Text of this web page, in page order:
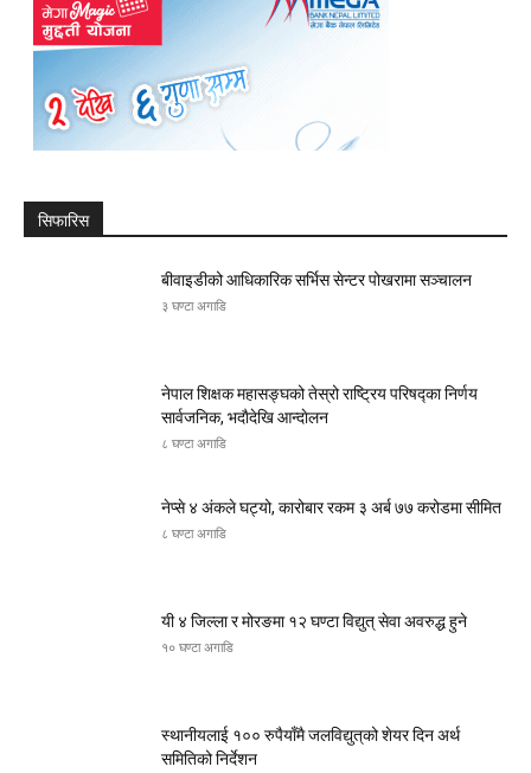
सिफारिस
बीवाइडीको आधिकारिक सर्भिस सेन्टर पोखरामा सञ्चालन
३ घण्टा अगाडि
नेपाल शिक्षक महासङ्घको तेस्रो राष्ट्रिय परिषद्का निर्णय
सार्वजनिक, भदाैदेखि आन्दाेलन
८ घण्टा अगाडि
नेप्से ४ अंकले घट्यो, कारोबार रकम ३ अर्ब ७७ करोडमा सीमित
८ घण्टा अगाडि
यी ४ जिल्ला र मोरङमा १२ घण्टा विद्युत् सेवा अवरुद्ध हुने
१० घण्टा अगाडि
स्थानीयलाई १०० रुपैयाँमै जलविद्युत्‌को शेयर दिन अर्थ
समितिको निर्देशन